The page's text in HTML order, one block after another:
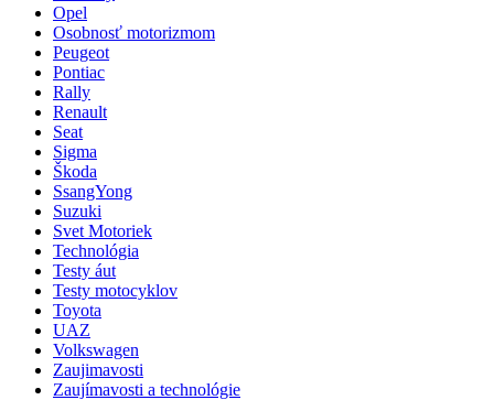
Opel
Osobnosť motorizmom
Peugeot
Pontiac
Rally
Renault
Seat
Sigma
Škoda
SsangYong
Suzuki
Svet Motoriek
Technológia
Testy áut
Testy motocyklov
Toyota
UAZ
Volkswagen
Zaujimavosti
Zaujímavosti a technológie